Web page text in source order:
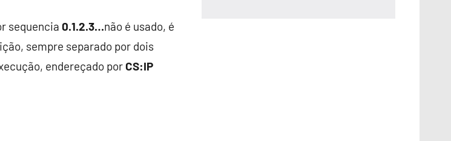
sequencia 0.1.2.3…não é usado, é
sempre separado por dois
endereçado porCS:IP